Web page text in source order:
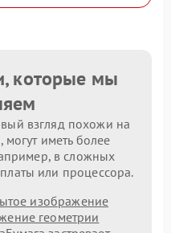
которые мы
взгляд похожи на
могут иметь более
в сложных
или процессора.
изображение
геометрии